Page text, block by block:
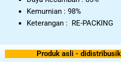
Kemurnian : 98%
Keterangan : RE-PACKING
Produk asli -